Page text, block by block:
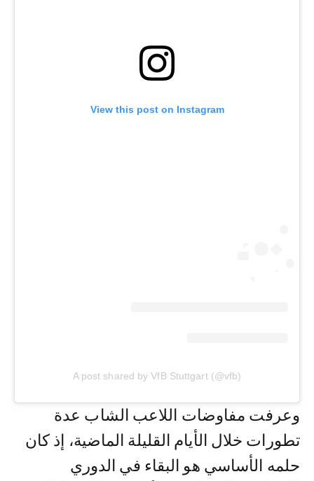
View this post on Instagram
A post shared by VfB Stuttgart (@vfb)
وعرفت مفاوضات اللاعب الشاب عدة
تطورات خلال الأيام القليلة الماضية، إذ كان
حلمه الأساسي هو البقاء في الدوري